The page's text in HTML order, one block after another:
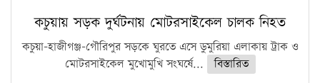
কঠোর হচ্ছে এসএসসি ও এইচএসসি পরীক্ষা
ফরিদগঞ্জে আগুনে পুড়লো ৬ ব্যবসা প্রতিষ্ঠান
কচুয়ায় সড়ক দুর্ঘটনায় মোটরসাইকেল চালক নিহত
কচুয়া-হাজীগঞ্জ-গৌরিপুর সড়কে ঘুরতে এসে ডুমুরিয়া এলাকায় ট্রাক ও
মোটরসাইকেল মুখোমুখি সংঘর্ষে...
বিস্তারিত